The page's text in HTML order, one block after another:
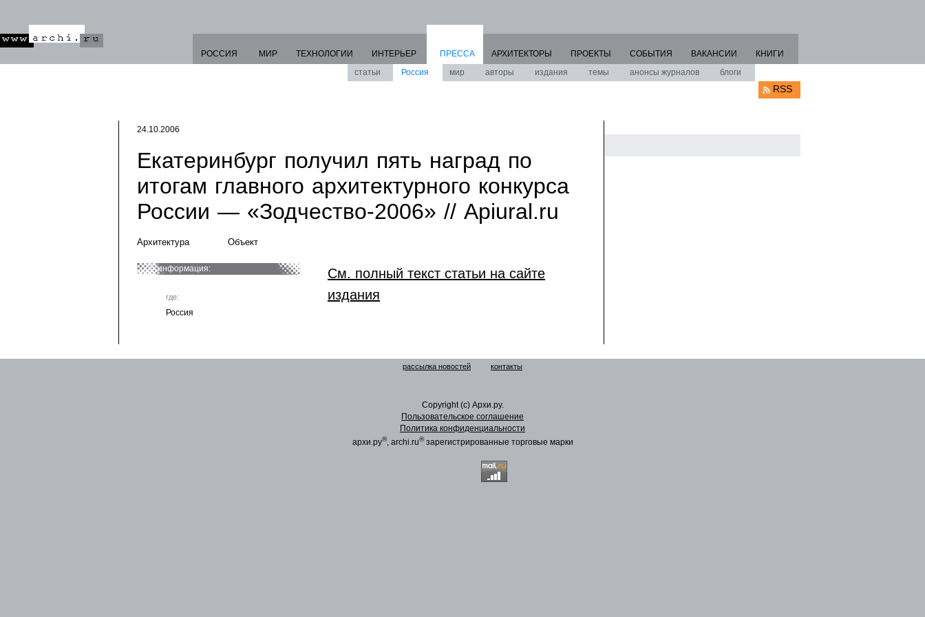
РОССИЯ МИР ТЕХНОЛОГИИ ИНТЕРЬЕР
ПРЕССА
статьи
Россия мир авторы издания темы анонсы журналов блоги
АРХИТЕКТОРЫ ПРОЕКТЫ СОБЫТИЯ ВАКАНСИИ КНИГИ
RSS
24.10.2006
Екатеринбург получил пять наград по
итогам главного архитектурного конкурса
России — «Зодчество-2006» // Аpiural.ru
Архитектура Объект
информация:
где:
Россия
См. полный текст статьи на сайте
издания
рассылка новостей контакты
Copyright (c) Архи.ру.
Пользовательское соглашение
Политика конфиденциальности
архи.ру®, archi.ru®зарегистрированные торговые марки